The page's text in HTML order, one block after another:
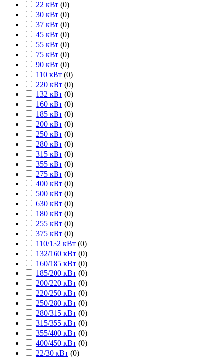
22 кВт (0)
30 кВт (0)
37 кВт (0)
45 кВт (0)
55 кВт (0)
75 кВт (0)
90 кВт (0)
110 кВт (0)
220 кВт (0)
132 кВт (0)
160 кВт (0)
185 кВт (0)
200 кВт (0)
250 кВт (0)
280 кВт (0)
315 кВт (0)
355 кВт (0)
275 кВт (0)
400 кВт (0)
500 кВт (0)
630 кВт (0)
180 кВт (0)
255 кВт (0)
375 кВт (0)
110/132 кВт (0)
132/160 кВт (0)
160/185 кВт (0)
185/200 кВт (0)
200/220 кВт (0)
220/250 кВт (0)
250/280 кВт (0)
280/315 кВт (0)
315/355 кВт (0)
355/400 кВт (0)
400/450 кВт (0)
22/30 кВт (0)